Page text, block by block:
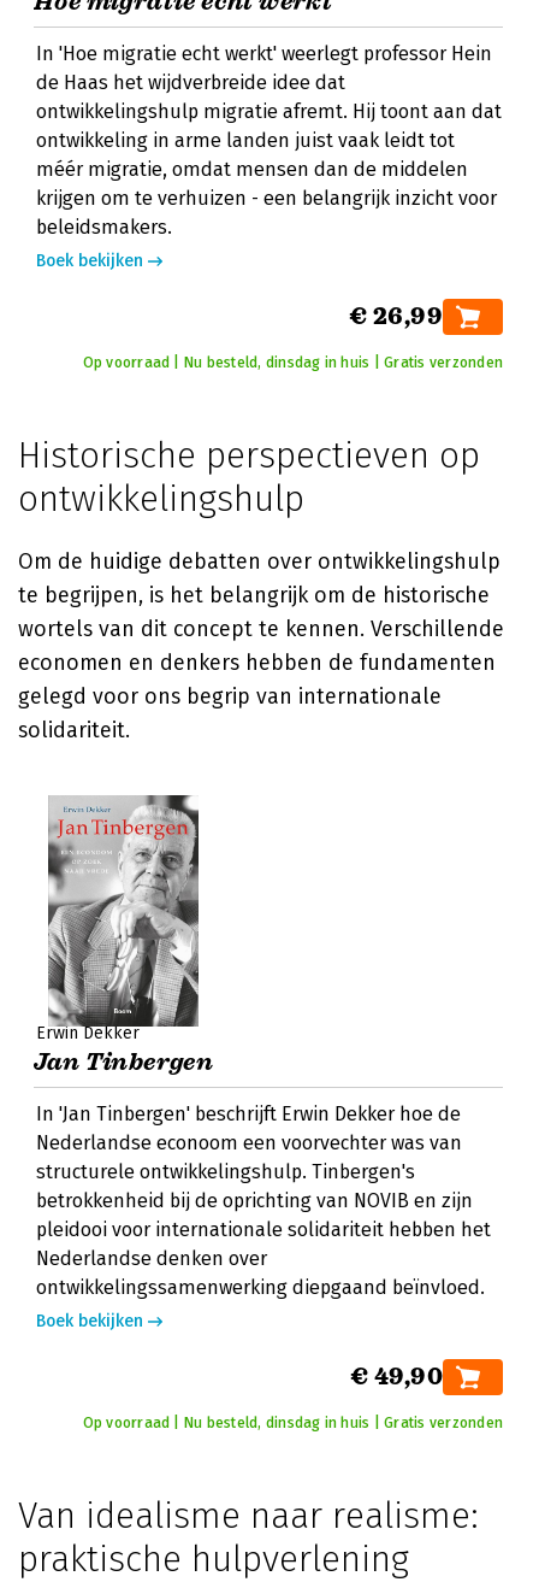
In 'Hoe migratie echt werkt' weerlegt professor Hein
de Haas het wijdverbreide idee dat
ontwikkelingshulp migratie afremt. Hij toont aan dat
ontwikkeling in arme landen juist vaak leidt tot
méér migratie, omdat mensen dan de middelen
krijgen om te verhuizen - een belangrijk inzicht voor
beleidsmakers.
Boek bekijken
€ 26,99
Op voorraad | Nu besteld, dinsdag in huis | Gratis verzonden
Historische perspectieven op
ontwikkelingshulp
Om de huidige debatten over ontwikkelingshulp
te begrijpen, is het belangrijk om de historische
wortels van dit concept te kennen. Verschillende
economen en denkers hebben de fundamenten
gelegd voor ons begrip van internationale
solidariteit.
Erwin Dekker
Jan Tinbergen
In 'Jan Tinbergen' beschrijft Erwin Dekker hoe de
Nederlandse econoom een voorvechter was van
structurele ontwikkelingshulp. Tinbergen's
betrokkenheid bij de oprichting van NOVIB en zijn
pleidooi voor internationale solidariteit hebben het
Nederlandse denken over
ontwikkelingssamenwerking diepgaand beïnvloed.
Boek bekijken
€ 49,90
Op voorraad | Nu besteld, dinsdag in huis | Gratis verzonden
Van idealisme naar realisme:
praktische hulpverlening